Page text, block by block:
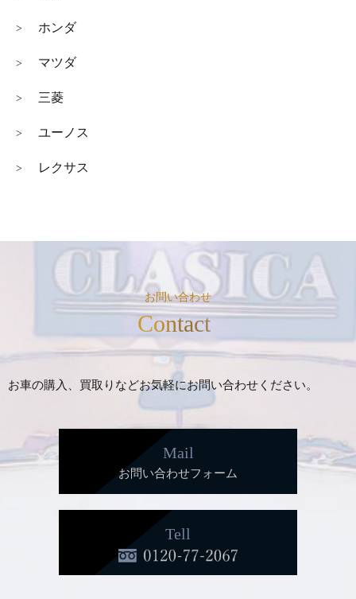
> ホンダ
> マツダ
> 三菱
> ユーノス
> レクサス
お問い合わせ
Contact
お車の購入、買取りなどお気軽にお問い合わせください。
Mail
お問い合わせフォーム
Tell